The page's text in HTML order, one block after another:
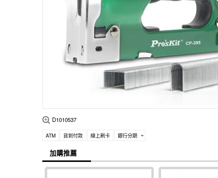
D1010537
ATM 貨到付款 線上刷卡 銀行分期
加購推薦